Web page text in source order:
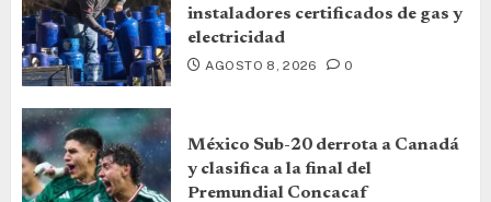
instaladores certificados de gas y
electricidad
AGOSTO 8, 2026 0
México Sub-20 derrota a Canadá
y clasifica a la final del
Premundial Concacaf